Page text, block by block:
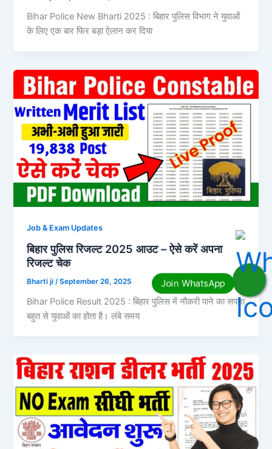
Bihar Police New Bharti 2025 : बिहार पुलिस विभाग ने युवाओं
के लिए एक बार फिर बड़ा ऐलान कर दिया
Job & Exam Updates
बिहार पुलिस रिजल्ट 2025 आउट – ऐसे करें अपना
रिजल्ट चेक
Bharti ji /September 26, 2025
Bihar Police Result 2025 : बिहार पुलिस में नौकरी पाने का सपना
बहुत से युवाओं का होता है। लंबे समय